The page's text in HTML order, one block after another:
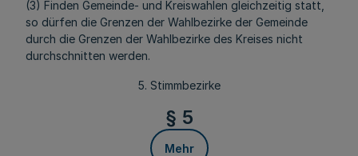
(3) Finden Gemeinde- und Kreiswahlen gleichzeitig statt,
so dürfen die Grenzen der Wahlbezirke der Gemeinde
durch die Grenzen der Wahlbezirke des Kreises nicht
durchschnitten werden.
5. Stimmbezirke
§ 5
Mehr